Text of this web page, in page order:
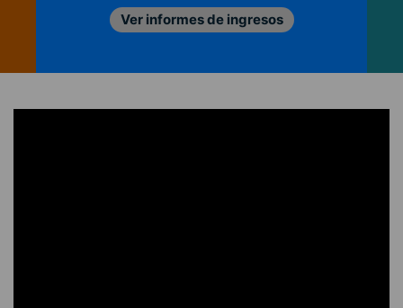
Ver informes de ingresos